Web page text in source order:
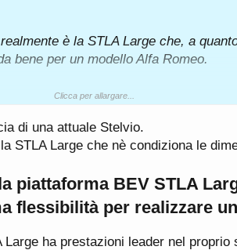
è la STLA Large che, a
bene per un modello Alfa Romeo.
Clicca per allargare...
di una attuale Stelvio.
STLA Large che nè condiziona le
piattaforma BEV STLA
flessibilità per realizzare
Large ha prestazioni leader nel